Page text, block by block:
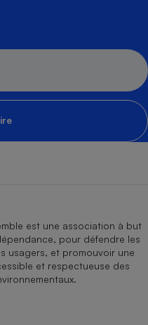
est une association à but
pour défendre les
usagers, et promouvoir une
et respectueuse des